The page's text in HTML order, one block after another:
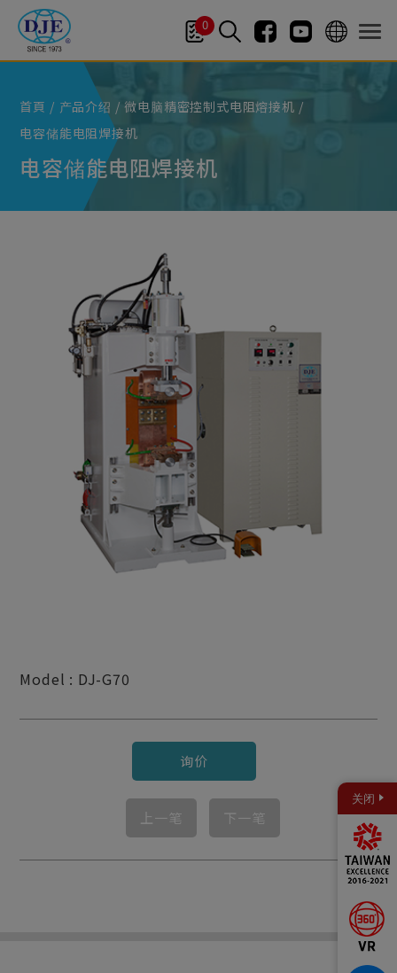
0
首頁 产品介绍
微电脑精密控制式电阻熔接机
电容储能电阻焊接机
电容储能电阻焊接机
Model : DJ-G70
询价
上一笔 下一笔
关闭
Cookie管理面板